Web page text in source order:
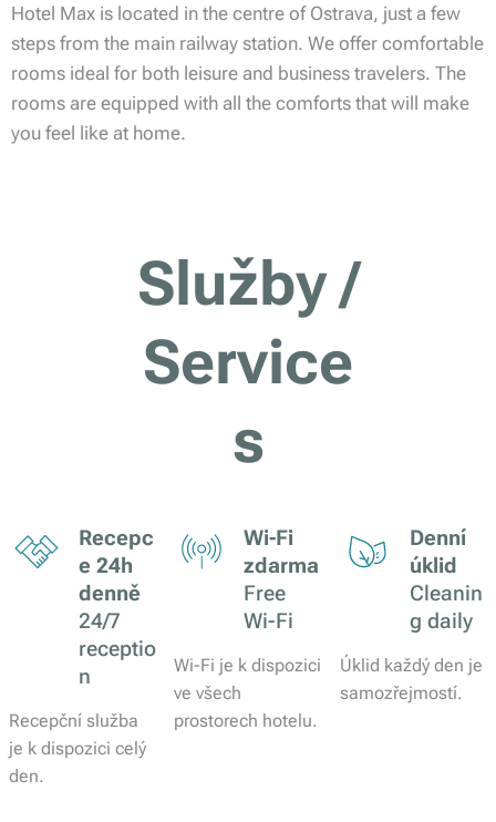
Hotel Max is located in the centre of Ostrava, just a few
steps from the main railway station. We offer comfortable
rooms ideal for both leisure and business travelers. The
rooms are equipped with all the comforts that will make
you feel like at home.
Služby /
Service
s
Recepc
e 24h
denně
24/7
receptio
n
Recepční služba
je k dispozici celý
den.
Wi-Fi
zdarma
Free
Wi-Fi
Wi-Fi je k dispozici
ve všech
prostorech hotelu.
Denní
úklid
Cleanin
g daily
Úklid každý den je
samozřejmostí.